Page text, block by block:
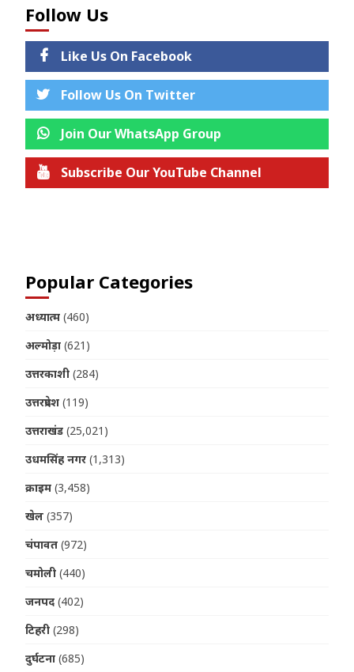
Follow Us
Like Us On Facebook
Follow Us On Twitter
Join Our WhatsApp Group
Subscribe Our YouTube Channel
Popular Categories
अध्यात्म (460)
अल्मोड़ा (621)
उत्तरकाशी (284)
उत्तरप्रदेश (119)
उत्तराखंड (25,021)
उधमसिंह नगर (1,313)
क्राइम (3,458)
खेल (357)
चंपावत (972)
चमोली (440)
जनपद (402)
टिहरी (298)
दुर्घटना (685)